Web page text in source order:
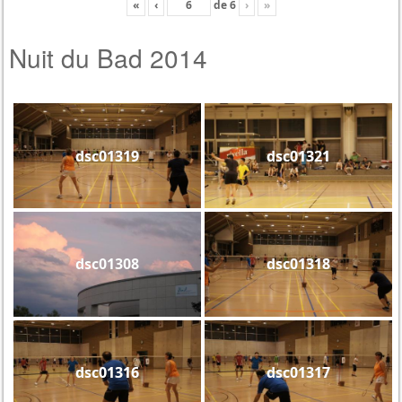
« ‹ de6 › »
Nuit du Bad 2014
dsc01319 dsc01321
dsc01308 dsc01318
dsc01316 dsc01317